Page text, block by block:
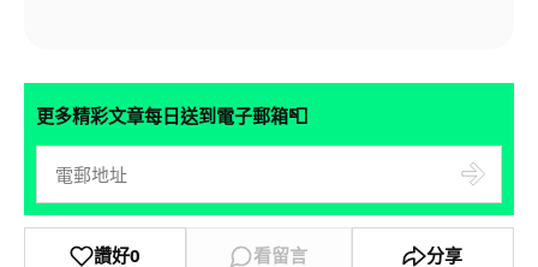
更多精彩文章每日送到電子郵箱📮
讚好0 看留言 分享